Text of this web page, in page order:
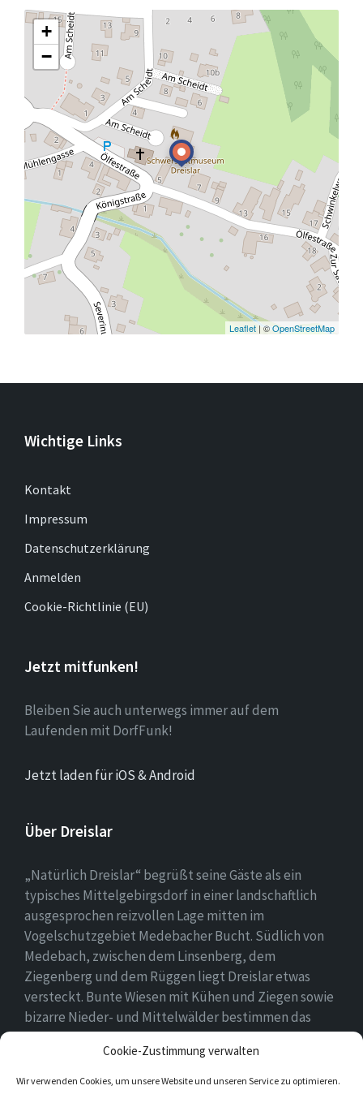
Cookie-Zustimmung verwalten
Wir verwenden Cookies, um unsere Website und unseren Service zu optimieren.
+
−
Leaflet | ©OpenStreetMap
Wichtige Links
Kontakt
Impressum
Datenschutzerklärung
Anmelden
Cookie-Richtlinie (EU)
Jetzt mitfunken!
Bleiben Sie auch unterwegs immer auf dem
Laufenden mit DorfFunk!
Jetzt laden für iOS & Android
Über Dreislar
„Natürlich Dreislar“ begrüßt seine Gäste als ein
typisches Mittelgebirgsdorf in einer landschaftlich
ausgesprochen reizvollen Lage mitten im
Vogelschutzgebiet Medebacher Bucht. Südlich von
Medebach, zwischen dem Linsenberg, dem
Ziegenberg und dem Rüggen liegt Dreislar etwas
versteckt. Bunte Wiesen mit Kühen und Ziegen sowie
bizarre Nieder- und Mittelwälder bestimmen das
Ortsbild, das durch eine lebendige Landwirtschaft